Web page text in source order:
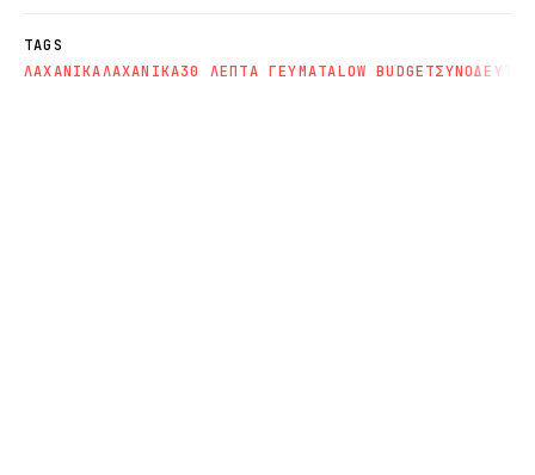
TAGS
ΛΑΧΑΝΙΚΑΛΑΧΑΝΙΚΑ30 ΛΕΠΤΑ ΓΕΥΜΑΤΑLOW BUDGET